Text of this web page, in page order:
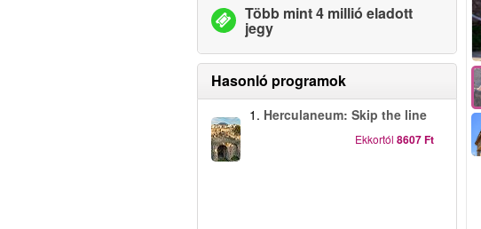
Több mint 4 millió eladott
jegy
Hasonló programok
1. Herculaneum: Skip the line
Ekkortól 8607 Ft